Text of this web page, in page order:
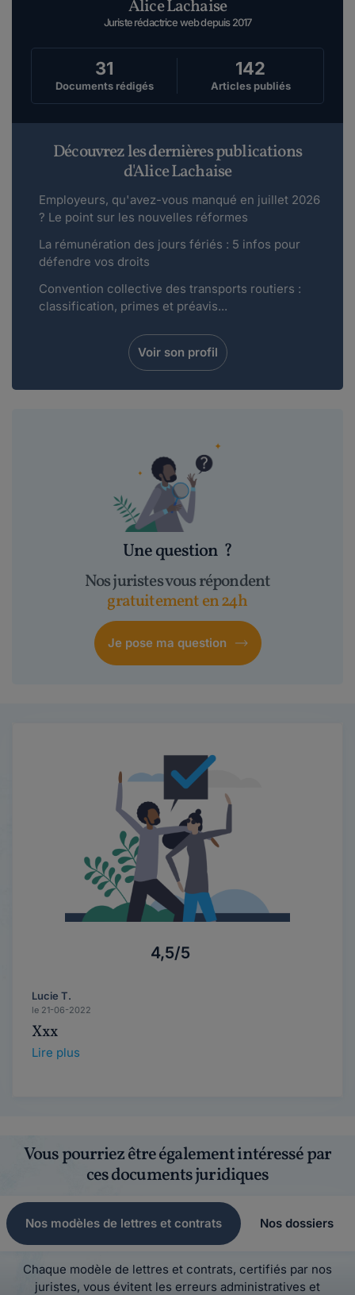
Alice Lachaise
Juriste rédactrice web depuis 2017
31
Documents rédigés
142
Articles publiés
Découvrez les dernières publications
d'Alice Lachaise
Employeurs, qu'avez-vous manqué en juillet 2026
? Le point sur les nouvelles réformes
La rémunération des jours fériés : 5 infos pour
défendre vos droits
Convention collective des transports routiers :
classification, primes et préavis...
Voir son profil
Une question ?
Nos juristes vous répondent
gratuitement en 24h
Je pose ma question
4,5/5
Lucie T.
le 21-06-2022
Xxx
Lire plus
Vous pourriez être également intéressé par
ces documents juridiques
Nos modèles de lettres et contrats Nos dossiers
Chaque modèle de lettres et contrats, certifiés par nos
juristes, vous évitent les erreurs administratives et